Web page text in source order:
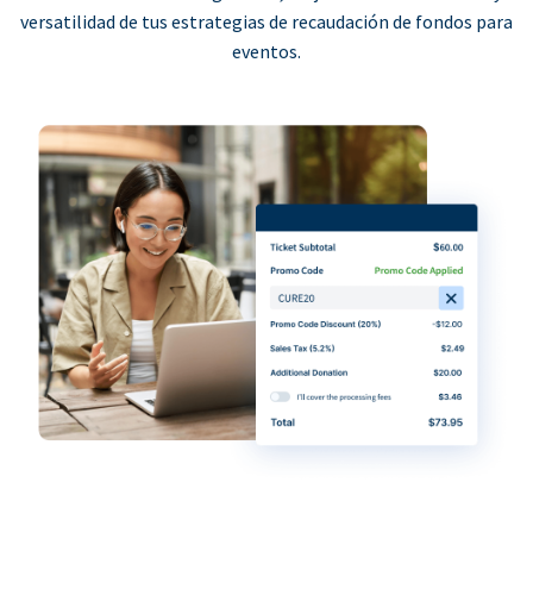
versatilidad de tus estrategias de recaudación de fondos para
eventos.